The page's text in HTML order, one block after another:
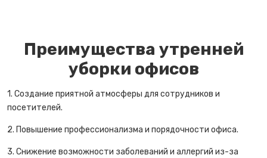
Преимущества утренней
уборки офисов
1. Создание приятной атмосферы для сотрудников и
посетителей.
2. Повышение профессионализма и порядочности офиса.
3. Снижение возможности заболеваний и аллергий из-за